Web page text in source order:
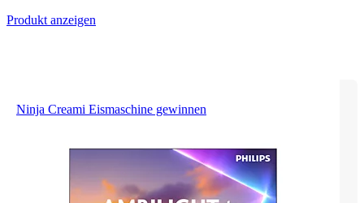
Produkt anzeigen
Ninja Creami Eismaschine gewinnen